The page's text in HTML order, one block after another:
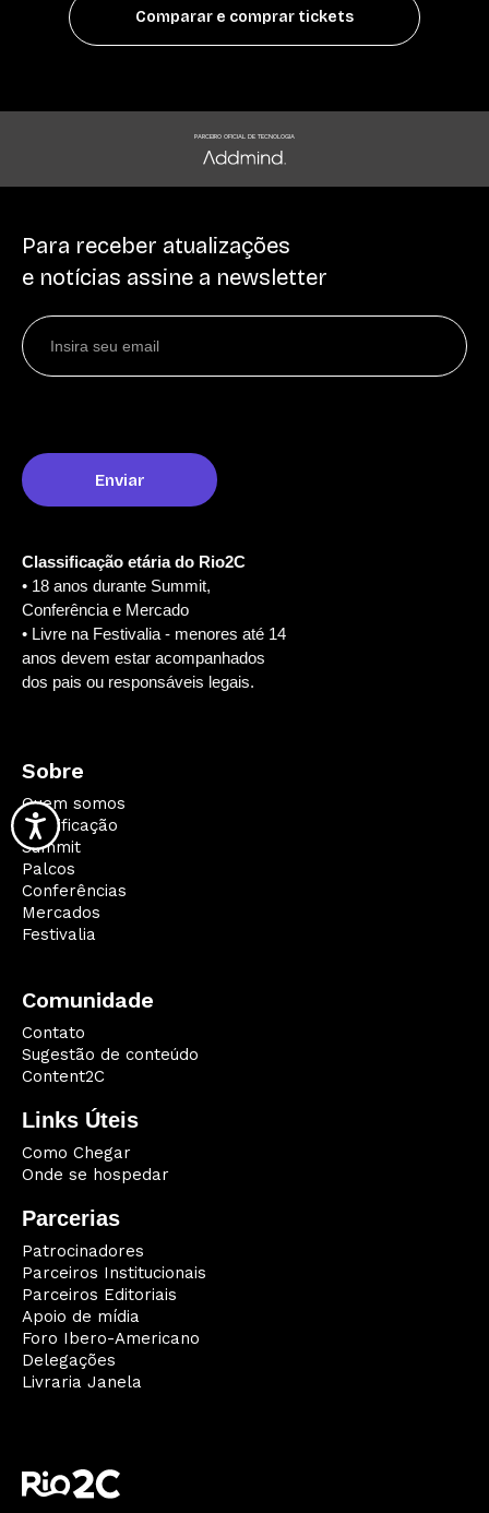
Comparar e comprar tickets
PARCEIRO OFICIAL DE TECNOLOGIA
Para receber atualizações
e notícias assine a newsletter
Classificação etária do Rio2C
• 18 anos durante Summit,
Conferência e Mercado
• Livre na Festivalia - menores até 14
anos devem estar acompanhados
dos pais ou responsáveis legais.
Sobre
Quem somos
Qualificação
Summit
Palcos
Conferências
Mercados
Festivalia
Comunidade
Contato
Sugestão de conteúdo
Content2C
Links Úteis
Como Chegar
Onde se hospedar
Parcerias
Patrocinadores
Parceiros Institucionais
Parceiros Editoriais
Apoio de mídia
Foro Ibero-Americano
Delegações
Livraria Janela